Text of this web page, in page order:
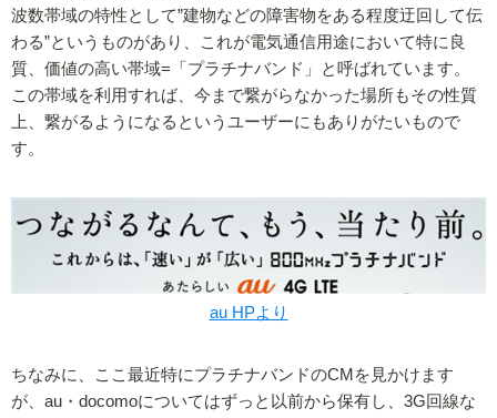
波数帯域の特性として”建物などの障害物をある程度迂回して伝
わる”というものがあり、これが電気通信用途において特に良
質、価値の高い帯域=「プラチナバンド」と呼ばれています。
この帯域を利用すれば、今まで繋がらなかった場所もその性質
上、繋がるようになるというユーザーにもありがたいもので
す。
au HPより
ちなみに、ここ最近特にプラチナバンドのCMを見かけます
が、au・docomoについてはずっと以前から保有し、3G回線な